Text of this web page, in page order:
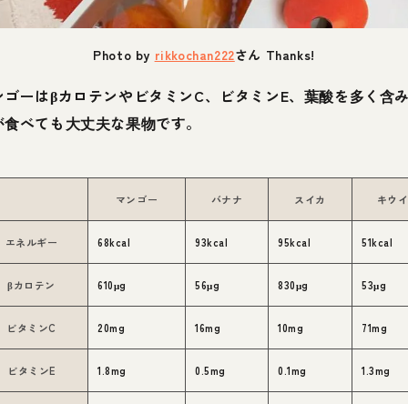
Photo by rikkochan222さん Thanks!
ゴーはβカロテンやビタミンC、ビタミンE、葉酸を多く含
べても大丈夫な果物です。
マンゴー バナナ スイカ キウイ
エネルギー 68kcal 93kcal 95kcal 51kcal
βカロテン 610μg 56μg 830μg 53μg
ビタミンC 20mg 16mg 10mg 71mg
ビタミンE 1.8mg 0.5mg 0.1mg 1.3mg